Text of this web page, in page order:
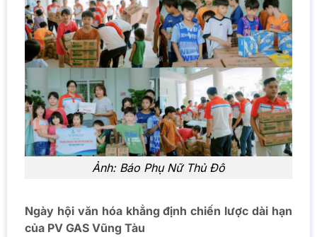
Ảnh: Báo Phụ Nữ Thủ Đô
Ngày hội văn hóa khẳng định chiến lược dài hạn
của PV GAS Vũng Tàu